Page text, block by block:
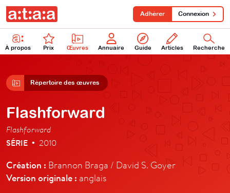
À propos Prix Œuvres Annuaire Guide Articles Recherche
Adhérer Connexion
Répertoire des œuvres
Flashforward
Flashforward
SÉRIE • 2010
Création : Brannon Braga / David S. Goyer
Version originale : anglais